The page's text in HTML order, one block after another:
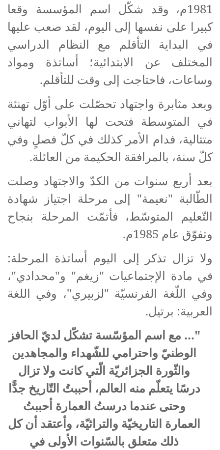
1981م،
وقد شكّل اسم المؤسسة وقعا
كبيرا على نفسها إلى اليوم، لقد صعب عليها
في البداية التأقلم مع النظام الدراسي
المختلف عن الابتدائية؛ أساتذة ومواد
وساعات، فاحتاجت إلى وقت للتأقلم.
وبعد مثابرة واجتهاد تحصّلت على أوّل تهنئة
في المتوسطة فتحت لها الأبواب لتهاني
متتالية، فدام الأمر كذلك في كلّ فصلٍ وفي
كلّ سنة، بالمرافقة الحكيمة من العائلة.
بعد أربع سنوات من الكدّ والاجتهاد وصلت
الطّالبة "نعيمة" إلى مرحلة اجتياز شهادة
التّعليم المتوسّط، فأتمّت المرحلة بنجاح
وتفوّق عام 1985م.
ولا تزال تذكر إلى اليوم أساتذة المرحلة:
في مادة الإجتماعيات "زيغم" و"محدادي"،
وفي اللّغة الفرنسيّة "لزبيري"، وفي اللغة
العربية: برتيل.
"... مع اسم المؤسّسة تشكّل لديّ الحافز
الوطنيّ واحترامي للشّهداء والمجاهدين
والثّورة الجزائريّة الّتي كانت ولا تزال
درسًا يتعلّم منه العالم، أحببتُ التّاريخ جدًّا
وحتى عندما درستُ العمارة أحببتُ
العمارة التاريخيّة والتراثيّة، وأعتقد أن كل
ذلك متعلق بالسّنوات الأولى في